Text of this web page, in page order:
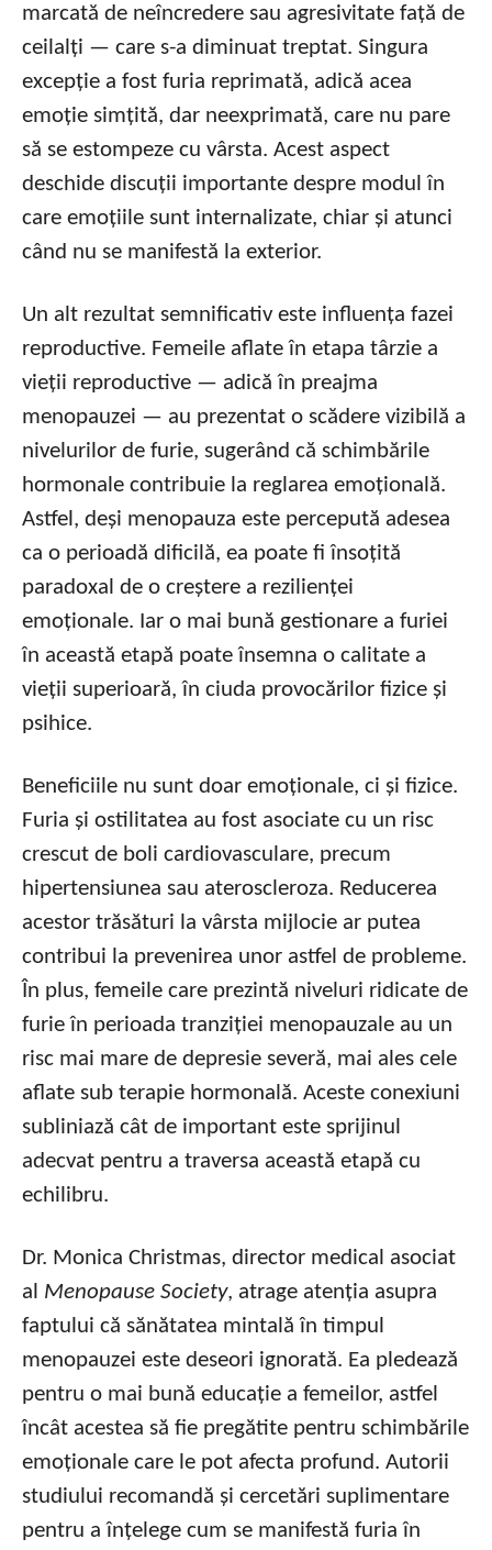
marcată de neîncredere sau agresivitate față de
ceilalți — care s-a diminuat treptat. Singura
excepție a fost furia reprimată, adică acea
emoție simțită, dar neexprimată, care nu pare
să se estompeze cu vârsta. Acest aspect
deschide discuții importante despre modul în
care emoțiile sunt internalizate, chiar și atunci
când nu se manifestă la exterior.
Un alt rezultat semnificativ este influența fazei
reproductive. Femeile aflate în etapa târzie a
vieții reproductive — adică în preajma
menopauzei — au prezentat o scădere vizibilă a
nivelurilor de furie, sugerând că schimbările
hormonale contribuie la reglarea emoțională.
Astfel, deși menopauza este percepută adesea
ca o perioadă dificilă, ea poate fi însoțită
paradoxal de o creștere a rezilienței
emoționale. Iar o mai bună gestionare a furiei
în această etapă poate însemna o calitate a
vieții superioară, în ciuda provocărilor fizice și
psihice.
Beneficiile nu sunt doar emoționale, ci și fizice.
Furia și ostilitatea au fost asociate cu un risc
crescut de boli cardiovasculare, precum
hipertensiunea sau ateroscleroza. Reducerea
acestor trăsături la vârsta mijlocie ar putea
contribui la prevenirea unor astfel de probleme.
În plus, femeile care prezintă niveluri ridicate de
furie în perioada tranziției menopauzale au un
risc mai mare de depresie severă, mai ales cele
aflate sub terapie hormonală. Aceste conexiuni
subliniază cât de important este sprijinul
adecvat pentru a traversa această etapă cu
echilibru.
Dr. Monica Christmas, director medical asociat
al Menopause Society, atrage atenția asupra
faptului că sănătatea mintală în timpul
menopauzei este deseori ignorată. Ea pledează
pentru o mai bună educație a femeilor, astfel
încât acestea să fie pregătite pentru schimbările
emoționale care le pot afecta profund. Autorii
studiului recomandă și cercetări suplimentare
pentru a înțelege cum se manifestă furia în